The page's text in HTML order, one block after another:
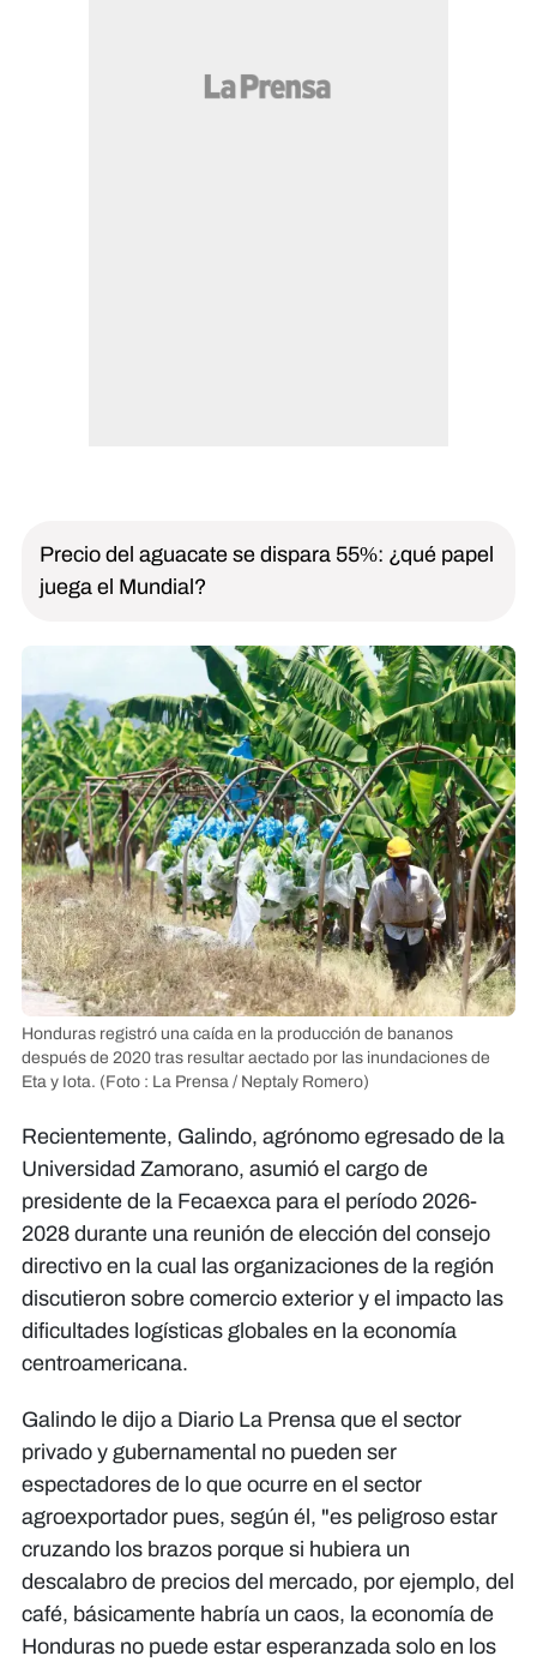
Precio del aguacate se dispara 55%: ¿qué papel
juega el Mundial?
Honduras registró una caída en la producción de bananos
después de 2020 tras resultar aectado por las inundaciones de
Eta y Iota. (Foto : La Prensa / Neptaly Romero)
Recientemente, Galindo, agrónomo egresado de la
Universidad Zamorano, asumió el cargo de
presidente de la Fecaexca para el período 2026-
2028 durante una reunión de elección del consejo
directivo en la cual las organizaciones de la región
discutieron sobre comercio exterior y el impacto las
dificultades logísticas globales en la economía
centroamericana.
Galindo le dijo a Diario La Prensa que el sector
privado y gubernamental no pueden ser
espectadores de lo que ocurre en el sector
agroexportador pues, según él, "es peligroso estar
cruzando los brazos porque si hubiera un
descalabro de precios del mercado, por ejemplo, del
café, básicamente habría un caos, la economía de
Honduras no puede estar esperanzada solo en los